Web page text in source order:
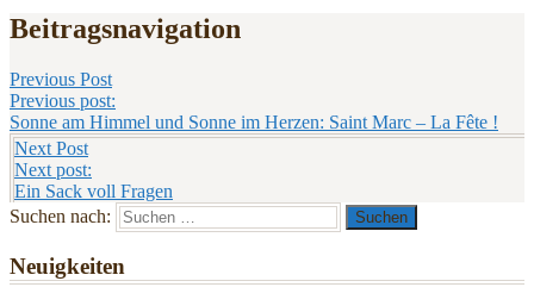
Beitragsnavigation
Previous Post
Previous post:
Sonne am Himmel und Sonne im Herzen: Saint Marc – La Fête !
Next Post
Next post:
Ein Sack voll Fragen
Suchen nach:
Neuigkeiten